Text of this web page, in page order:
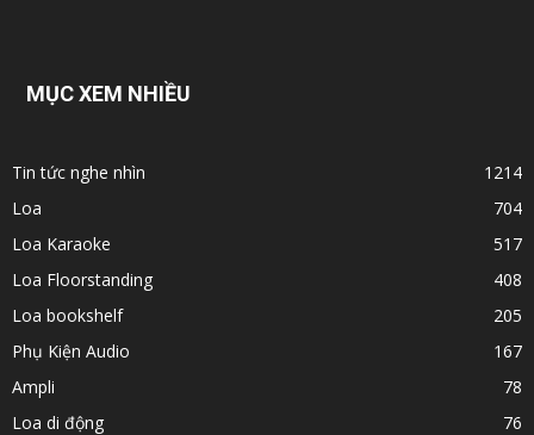
MỤC XEM NHIỀU
Tin tức nghe nhìn
1214
Loa
704
Loa Karaoke
517
Loa Floorstanding
408
Loa bookshelf
205
Phụ Kiện Audio
167
Ampli
78
Loa di động
76